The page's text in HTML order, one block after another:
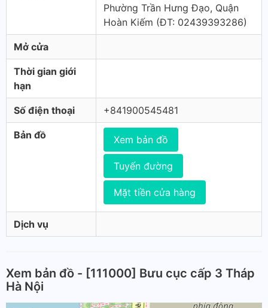
Phường Trần Hưng Đạo, Quận
Hoàn Kiếm (ÐT: 02439393286)
Mở cửa
Thời gian giới
hạn
Số điện thoại +841900545481
Bản đồ Xem bản đồ
Tuyến đường
Mặt tiền cửa hàng
Dịch vụ
Xem bản đồ - [111000] Bưu cục cấp 3 Tháp
Hà Nội